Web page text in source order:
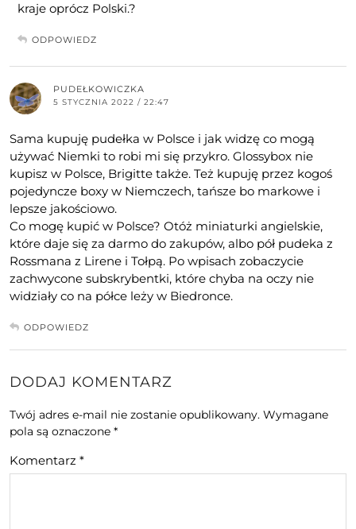
kraje oprócz Polski.?
ODPOWIEDZ
PUDEŁKOWICZKA
5 STYCZNIA 2022 / 22:47
Sama kupuję pudełka w Polsce i jak widzę co mogą
używać Niemki to robi mi się przykro. Glossybox nie
kupisz w Polsce, Brigitte także. Też kupuję przez kogoś
pojedyncze boxy w Niemczech, tańsze bo markowe i
lepsze jakościowo.
Co mogę kupić w Polsce? Otóż miniaturki angielskie,
które daje się za darmo do zakupów, albo pół pudeka z
Rossmana z Lirene i Tołpą. Po wpisach zobaczycie
zachwycone subskrybentki, które chyba na oczy nie
widziały co na półce leży w Biedronce.
ODPOWIEDZ
DODAJ KOMENTARZ
Twój adres e-mail nie zostanie opublikowany. Wymagane
pola są oznaczone *
Komentarz *